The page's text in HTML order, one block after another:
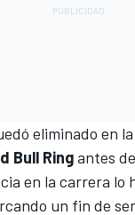
eliminado en
Bull Ringantes
en la carrera lo
un fin de